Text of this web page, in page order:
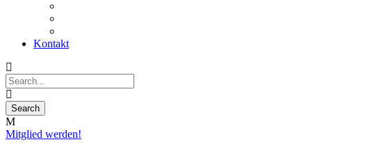
Kontakt
Mitglied werden!